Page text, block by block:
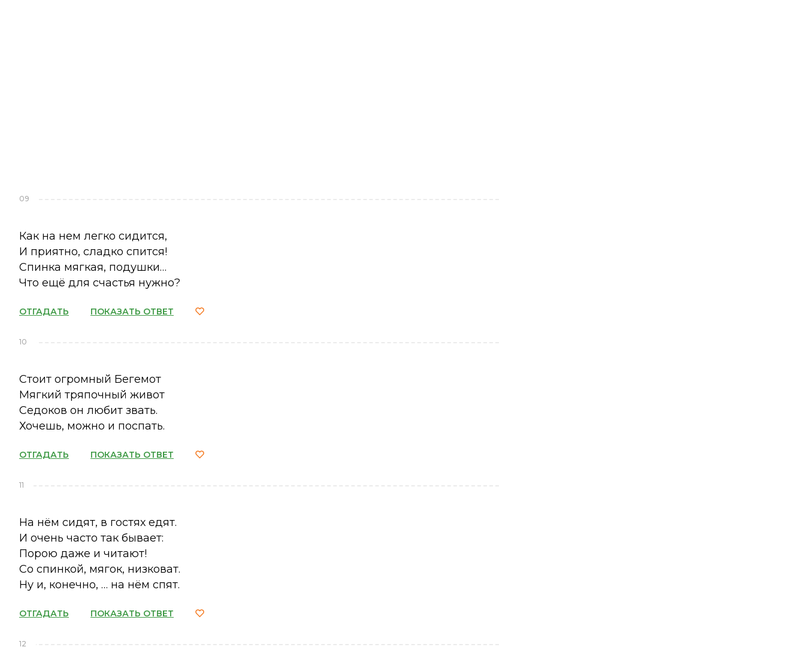
09
Как на нем легко сидится,
И приятно, сладко спится!
Спинка мягкая, подушки…
Что ещё для счастья нужно?
ОТГАДАТЬ ПОКАЗАТЬ ОТВЕТ
10
Стоит огромный Бегемот
Мягкий тряпочный живот
Седоков он любит звать.
Хочешь, можно и поспать.
ОТГАДАТЬ ПОКАЗАТЬ ОТВЕТ
11
На нём сидят, в гостях едят.
И очень часто так бывает:
Порою даже и читают!
Со спинкой, мягок, низковат.
Ну и, конечно, … на нём спят.
ОТГАДАТЬ ПОКАЗАТЬ ОТВЕТ
12